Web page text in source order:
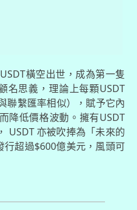
橫空出世，成為第一隻
名思義，理論上每顆USDT
聯繫匯率相似），賦予它內
降低價格波動。擁有USDT
USDT 亦被吹捧為「未來的
行超過$600億美元，風頭可